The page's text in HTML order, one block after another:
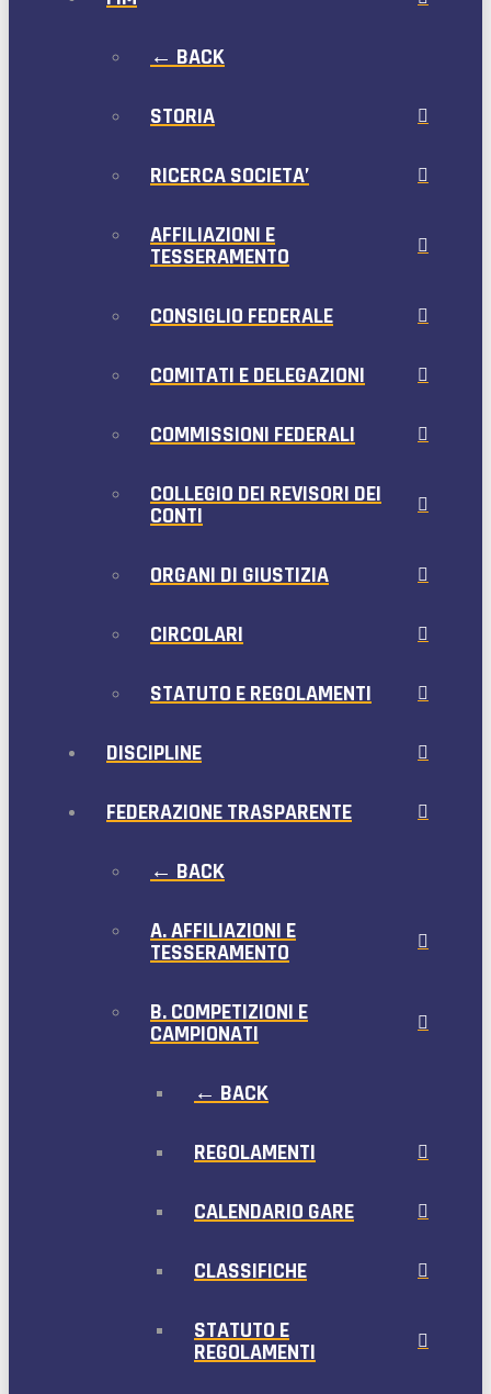
← BACK
STORIA
RICERCA SOCIETA’
AFFILIAZIONI E
TESSERAMENTO
CONSIGLIO FEDERALE
COMITATI E DELEGAZIONI
COMMISSIONI FEDERALI
COLLEGIO DEI REVISORI DEI
CONTI
ORGANI DI GIUSTIZIA
CIRCOLARI
STATUTO E REGOLAMENTI
DISCIPLINE
FEDERAZIONE TRASPARENTE
← BACK
A. AFFILIAZIONI E
TESSERAMENTO
B. COMPETIZIONI E
CAMPIONATI
← BACK
REGOLAMENTI
CALENDARIO GARE
CLASSIFICHE
STATUTO E
REGOLAMENTI